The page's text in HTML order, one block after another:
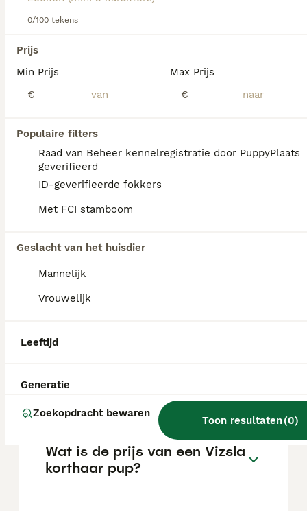
0/100 tekens
Prijs
Min Prijs
€
Max Prijs
€
Populaire filters
Raad van Beheer kennelregistratie door PuppyPlaats
geverifieerd
ID-geverifieerde fokkers
Met FCI stamboom
Geslacht van het huisdier
Mannelijk
Vrouwelijk
Leeftijd
Generatie
Zoekopdracht bewaren
Toon resultaten(0)
We hebben 0 Vizsla korthaar Honden ter
Als je toekomstige resultaten wil zien voor deze
exacte zoekopdracht, sla dan je zoekopdracht op en
FAQ's
Vizsla korthaar?
De Vizsla Korthaar heeft een rijk karakter en
is een vrolijke, levendige gezelschapshond
voor mensen die hem voldoende tijd en
uitdagende trainingen.
Waarom geen Vizsla?
Wat is de prijs van een Vizsla
korthaar pup?